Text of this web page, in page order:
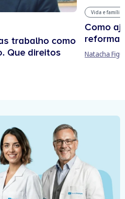
trabalho como
Que direitos
Vida e família
Como
reforma
Natacha